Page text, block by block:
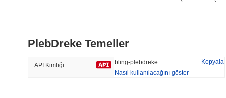
#849
PlebDreke Temeller
API Kimliği bling-plebdreke
Kopyala
Nasıl kullanılacağını göster